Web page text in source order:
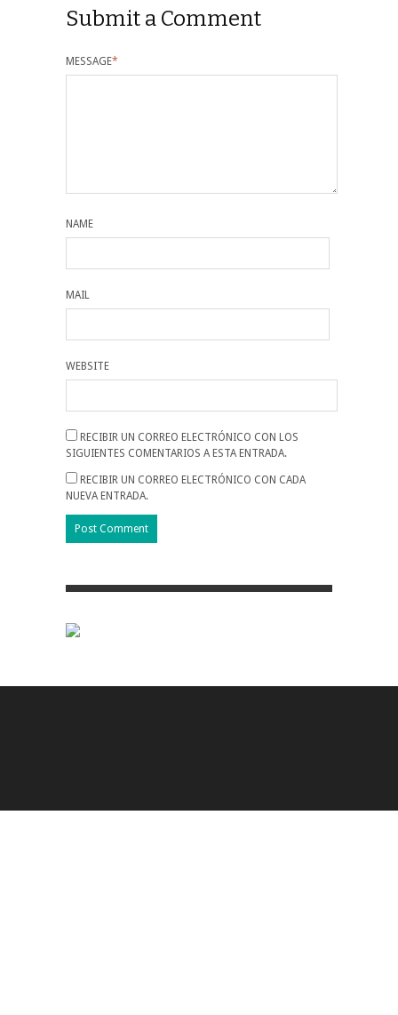
Submit a Comment
MESSAGE*
NAME
MAIL
WEBSITE
RECIBIR UN CORREO ELECTRÓNICO CON LOS
SIGUIENTES COMENTARIOS A ESTA ENTRADA.
RECIBIR UN CORREO ELECTRÓNICO CON CADA
NUEVA ENTRADA.